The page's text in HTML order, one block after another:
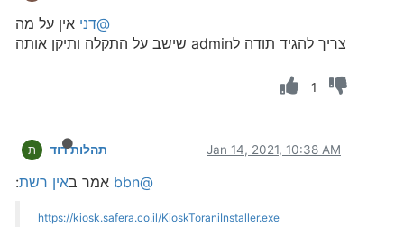
@דני אין על מה
צריך להגיד תודה לadmin שישב על התקלה ותיקן אותה
1
ת תהלות דוד Jan 14, 2021, 10:38 AM
@bbn אמר באין רשת:
https://kiosk.safera.co.il/KioskToraniInstaller.exe